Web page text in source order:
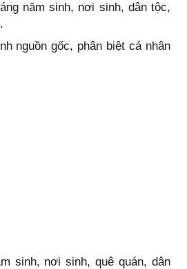
năm sinh, nơi sinh, dân tộc,
nguồn gốc, phân biệt cá nhân
sinh, nơi sinh, quê quán, dân